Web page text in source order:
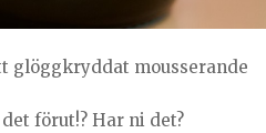
glöggkryddat mousserande
förut!? Har ni det?